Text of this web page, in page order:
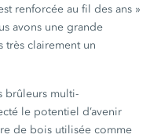
renforcée au fil desans »
avons une grande
très clairement un
brûleurs multi-
le potentiel d’avenir
de bois utilisée comme